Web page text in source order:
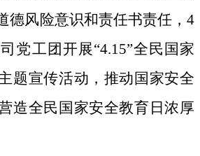
德风险意识和责任书责任，4
党工团开展“4.15”全民国家
题宣传活动，推动国家安全
造全民国家安全教育日浓厚